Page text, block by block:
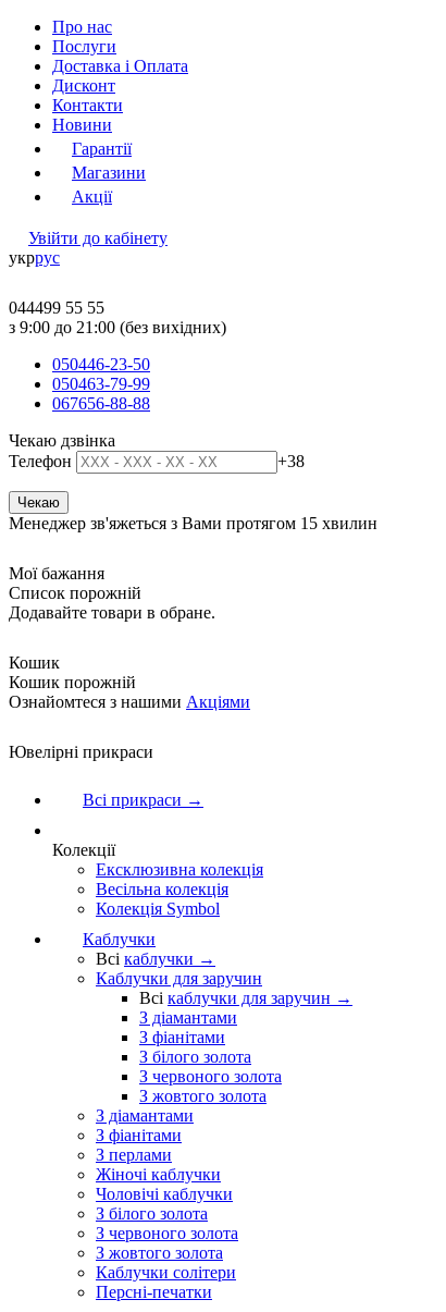
Про нас
Послуги
Доставка і Оплата
Дисконт
Контакти
Новини
Гарантії
Магазини
Акції
Увійти до кабінету
укррус
044499 55 55
з 9:00 до 21:00 (без вихідних)
050446-23-50
050463-79-99
067656-88-88
Чекаю дзвінка
Телефон
+38
Менеджер зв'яжеться з Вами протягом 15 хвилин
Мої бажання
Список порожній
Додавайте товари в обране.
Кошик
Кошик порожній
Ознайомтеся з нашими Акціями
Ювелірні прикраси
Всі прикраси →
Колекції
Ексклюзивна колекція
Весільна колекція
Колекція Symbol
Каблучки
Всі каблучки →
Каблучки для заручин
Всі каблучки для заручин →
З діамантами
З фіанітами
З білого золота
З червоного золота
З жовтого золота
З діамантами
З фіанітами
З перлами
Жіночі каблучки
Чоловічі каблучки
З білого золота
З червоного золота
З жовтого золота
Каблучки солітери
Персні-печатки